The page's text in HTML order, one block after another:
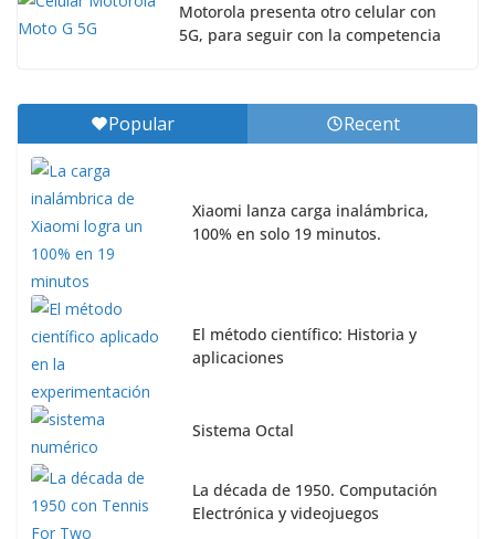
Motorola presenta otro celular con
5G, para seguir con la competencia
Popular Recent
Xiaomi lanza carga inalámbrica,
100% en solo 19 minutos.
El método científico: Historia y
aplicaciones
Sistema Octal
La década de 1950. Computación
Electrónica y videojuegos